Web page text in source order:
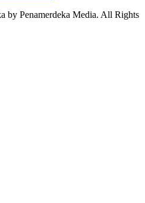
by Penamerdeka Media. All Rights